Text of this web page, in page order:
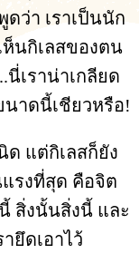
ว่า เราเป็นนัก
ห็นกิเลสของตน
เราน่าเกลียด
นาดนี้เชียวหรือ!
ด แต่กิเลสก็ยัง
แรงที่สุด คือจิต
สิ่งนั้นสิ่งนี้ และ
ยึดเอาไว้